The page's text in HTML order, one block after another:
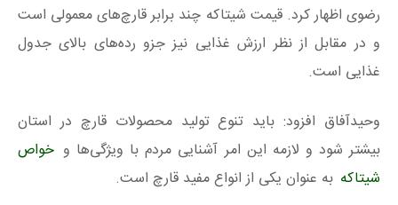
رضوی اظهار کرد. قیمت شیتاکه چند برابر قارچ‌های معمولی است
و در مقابل از نظر ارزش غذایی نیز جزو رده‌های بالای جدول
غذایی است.
وحیدآفاق افزود: باید تنوع تولید محصولات قارچ در استان
بیشتر شود و لازمه این امر آشنایی مردم با ویژگی‌ها و خواص
شیتاکه به عنوان یکی از انواع مفید قارچ است.